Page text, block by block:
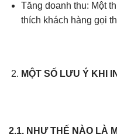
Tăng doanh thu: Một
thích khách hàng gọi
MỘT SỐ LƯU Ý KHI
2.1. NHƯ THẾ NÀO LÀ